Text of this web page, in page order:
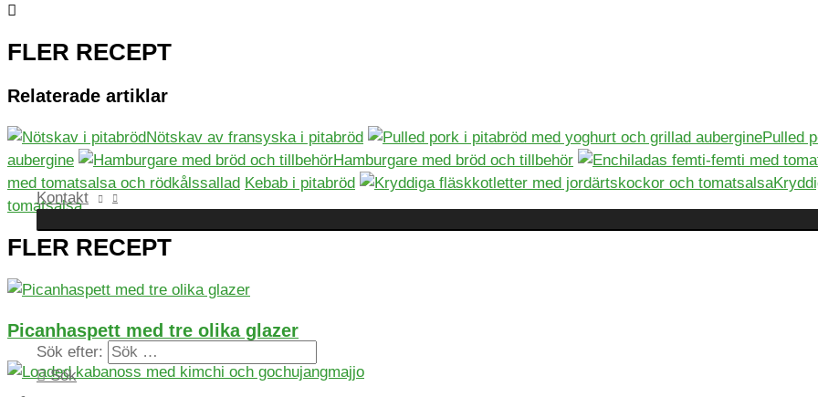
Kontakt
Sök efter:
Sök
FLER RECEPT
Relaterade artiklar
Nötskav av fransyska i pitabröd
Pulled
aubergine
Hamburgare med bröd och tillbehör
med tomatsalsa och rödkålssallad Kebab i pitabröd
tomatsalsa
FLER RECEPT
Picanhaspett med tre olika glazer